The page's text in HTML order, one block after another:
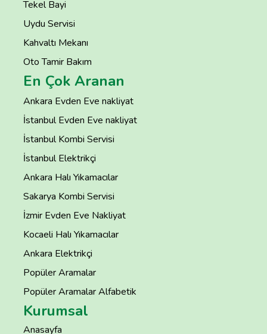
Tekel Bayi
Uydu Servisi
Kahvaltı Mekanı
Oto Tamir Bakım
En Çok Aranan
Ankara Evden Eve nakliyat
İstanbul Evden Eve nakliyat
İstanbul Kombi Servisi
İstanbul Elektrikçi
Ankara Halı Yıkamacılar
Sakarya Kombi Servisi
İzmir Evden Eve Nakliyat
Kocaeli Halı Yıkamacılar
Ankara Elektrikçi
Popüler Aramalar
Popüler Aramalar Alfabetik
Kurumsal
Anasayfa